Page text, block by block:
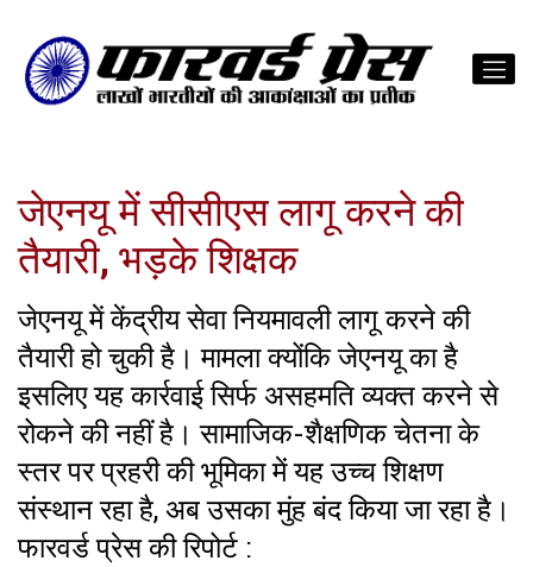
जेएनयू में सीसीएस लागू करने की
तैयारी, भड़के शिक्षक
जेएनयू में केंद्रीय सेवा नियमावली लागू करने की
तैयारी हो चुकी है। मामला क्योंकि जेएनयू का है
इसलिए यह कार्रवाई सिर्फ असहमति व्यक्त करने से
रोकने की नहीं है। सामाजिक-शैक्षणिक चेतना के
स्तर पर प्रहरी की भूमिका में यह उच्च शिक्षण
संस्थान रहा है, अब उसका मुंह बंद किया जा रहा है।
फारवर्ड प्रेस की रिपोर्ट :